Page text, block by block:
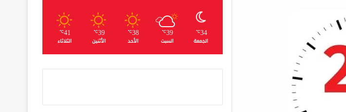
34
℃
الجمعة
39
℃
السبت
38
℃
الأحد
39
℃
الأثنين
41
℃
الثلاثاء